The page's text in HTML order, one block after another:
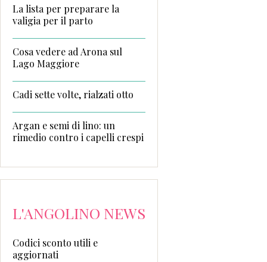
La lista per preparare la
valigia per il parto
Cosa vedere ad Arona sul
Lago Maggiore
Cadi sette volte, rialzati otto
Argan e semi di lino: un
rimedio contro i capelli crespi
L'ANGOLINO NEWS
Codici sconto utili e
aggiornati